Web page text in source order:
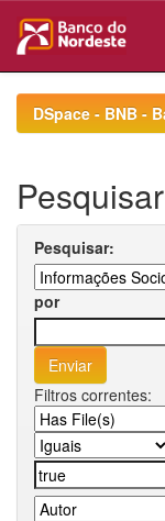
navigationDSpace - BNB -
Pesquisar
Pesquisar:
por
Filtros correntes: